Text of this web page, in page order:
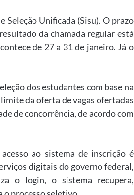
Seleção Unificada (Sisu). O prazo
da chamada regular está
de 27 a 31 de janeiro. Já o
dos estudantes com base na
da oferta de vagas ofertadas
de concorrência, de acordo com
ao sistema de inscrição é
digitais do governo federal,
o login, o sistema recupera,